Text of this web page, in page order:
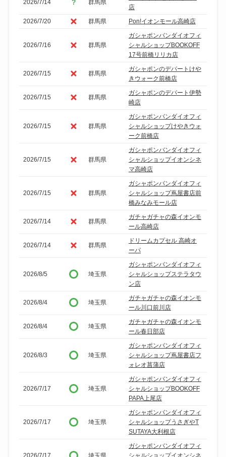
2026/7/14 群馬県
店
2026/7/20
群馬県 Pon!イオンモール高崎店
2026/7/16 群馬県
ガシャポンバンダイオフィ
シャルショップBOOKOFF
17号前橋リリカ店
2026/7/15 群馬県
ガシャポンのデパートけや
きウォーク前橋店
2026/7/15 群馬県
ガシャポンのデパート伊勢
崎店
2026/7/15 群馬県
ガシャポンバンダイオフィ
シャルショップけやきウォ
ーク前橋店
2026/7/15 群馬県
ガシャポンバンダイオフィ
シャルショップイオンシネ
マ高崎店
2026/7/15 群馬県
ガシャポンバンダイオフィ
シャルショップ蔦屋書店前
橋みなみモール店
2026/7/14 群馬県
ガチャガチャの森イオンモ
ール高崎店
2026/7/14 群馬県
ドリームカプセル 高崎オ
ーパ
2026/8/5 埼玉県
ガシャポンバンダイオフィ
シャルショップステラタウ
ン店
2026/8/4 埼玉県
ガチャガチャの森イオンモ
ール川口前川店
2026/8/4 埼玉県
ガチャガチャの森イオンモ
ール春日部店
2026/8/3 埼玉県
ガシャポンバンダイオフィ
シャルショップ蔦屋書店フ
ォレオ菖蒲店
2026/7/17 埼玉県
ガシャポンバンダイオフィ
シャルショップBOOKOFF
PAPA上尾店
2026/7/17 埼玉県
ガシャポンバンダイオフィ
シャルショップうさぎやT
SUTAYA大利根店
2026/7/17 埼玉県
ガシャポンバンダイオフィ
シャルショップイオンシネ